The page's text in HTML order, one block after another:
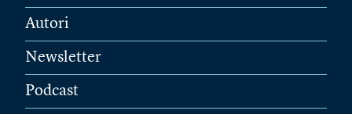
Autori
Newsletter
Podcast